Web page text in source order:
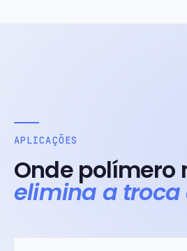
APLICAÇÕES
Onde polímero
elimina a troca